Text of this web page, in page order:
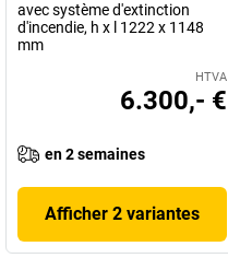
avec système d'extinction
d'incendie, h x l 1222 x 1148
mm
HTVA
6.300,- €
en 2 semaines
Afficher 2 variantes